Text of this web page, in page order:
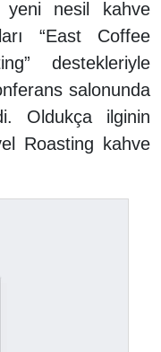
yeni nesil kahve
“East Coffee
destekleriyle
salonunda
Oldukça ilginin
Roasting kahve